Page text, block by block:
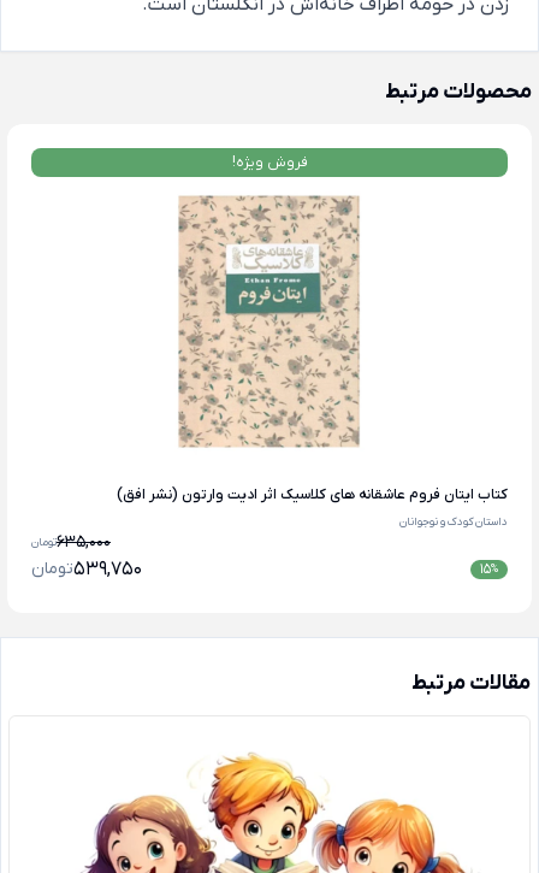
زدن در حومه اطراف خانه‌اش در انگلستان است.
محصولات مرتبط
فروش ویژه!
کتاب ایتان فروم عاشقانه های کلاسیک اثر ادیت وارتون (نشر افق)
داستان کودک و نوجوانان
تومان635,000
%
15 تومان539,750
مقالات مرتبط